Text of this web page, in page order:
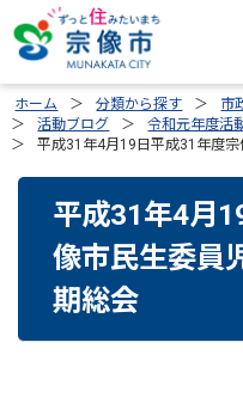
ホーム 分類から探す 市
活動ブログ
令和元年度活
平成31年4月19日平成31年度
平成31年4月
像市民生委員
期総会